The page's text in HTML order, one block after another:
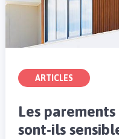
ARTICLES
Les
sont-ils